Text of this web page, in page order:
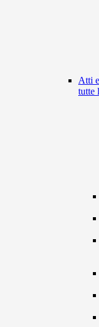
Atti
tutte